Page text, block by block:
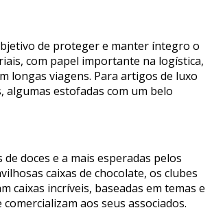
de proteger e manter íntegro o
com papel importante na logística,
longas viagens. Para artigos de luxo
algumas estofadas com um belo
de doces e a mais esperadas pelos
caixas de chocolate, os clubes
caixas incríveis, baseadas em temas e
aos seus associados.